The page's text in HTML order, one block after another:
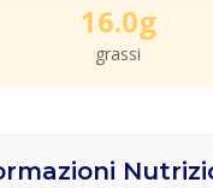
16.0g
grassi